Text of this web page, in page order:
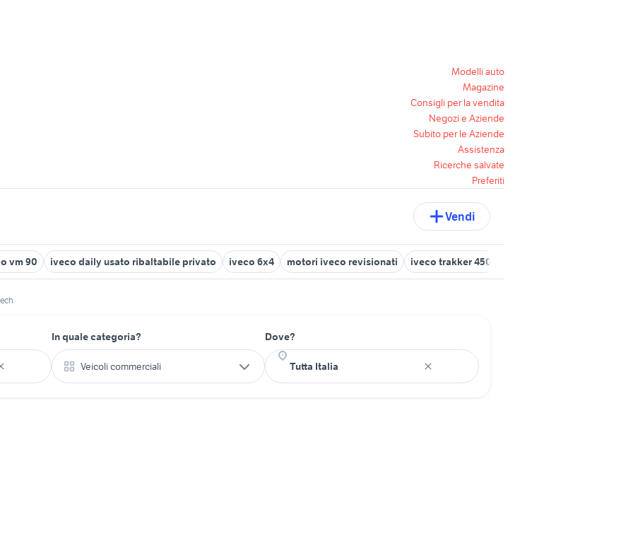
Modelli auto
Magazine
Consigli per la vendita
Negozi e Aziende
Subito per le Aziende
Assistenza
Ricerche salvate
Preferiti
Vendi
vm 90 iveco daily usato ribaltabile privato iveco 6x4 motori iveco revisionati iveco trakker 450
In quale categoria?
Veicoli commerciali
Dove?